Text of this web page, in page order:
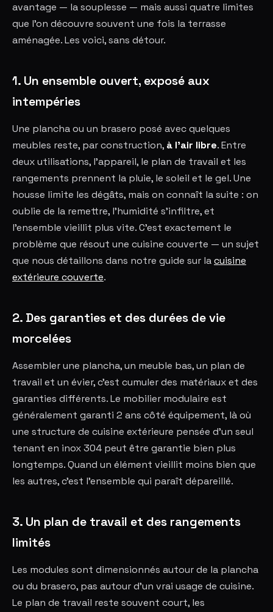
avantage — la souplesse — mais aussi quatre limites
que l'on découvre souvent une fois la terrasse
aménagée. Les voici, sans détour.
1. Un ensemble ouvert, exposé aux
intempéries
Une plancha ou un brasero posé avec quelques
meubles reste, par construction, à l'air libre. Entre
deux utilisations, l'appareil, le plan de travail et les
rangements prennent la pluie, le soleil et le gel. Une
housse limite les dégâts, mais on connaît la suite : on
oublie de la remettre, l'humidité s'infiltre, et
l'ensemble vieillit plus vite. C'est exactement le
problème que résout une cuisine couverte — un sujet
que nous détaillons dans notre guide sur lacuisine
extérieure couverte.
2. Des garanties et des durées de vie
morcelées
Assembler une plancha, un meuble bas, un plan de
travail et un évier, c'est cumuler des matériaux et des
garanties différents. Le mobilier modulaire est
généralement garanti 2 ans côté équipement, là où
une structure de cuisine extérieure pensée d'un seul
tenant en inox 304 peut être garantie bien plus
longtemps. Quand un élément vieillit moins bien que
les autres, c'est l'ensemble qui paraît dépareillé.
3. Un plan de travail et des rangements
limités
Les modules sont dimensionnés autour de la plancha
ou du brasero, pas autour d'un vrai usage de cuisine.
Le plan de travail reste souvent court, les